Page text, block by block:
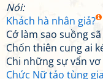
Nói:
Khách hà nhân giả?
Cớ làm sao suồng
Chốn thiên cung ai
Chi những sự vẩn vơ
Chức Nữ tảo tùng